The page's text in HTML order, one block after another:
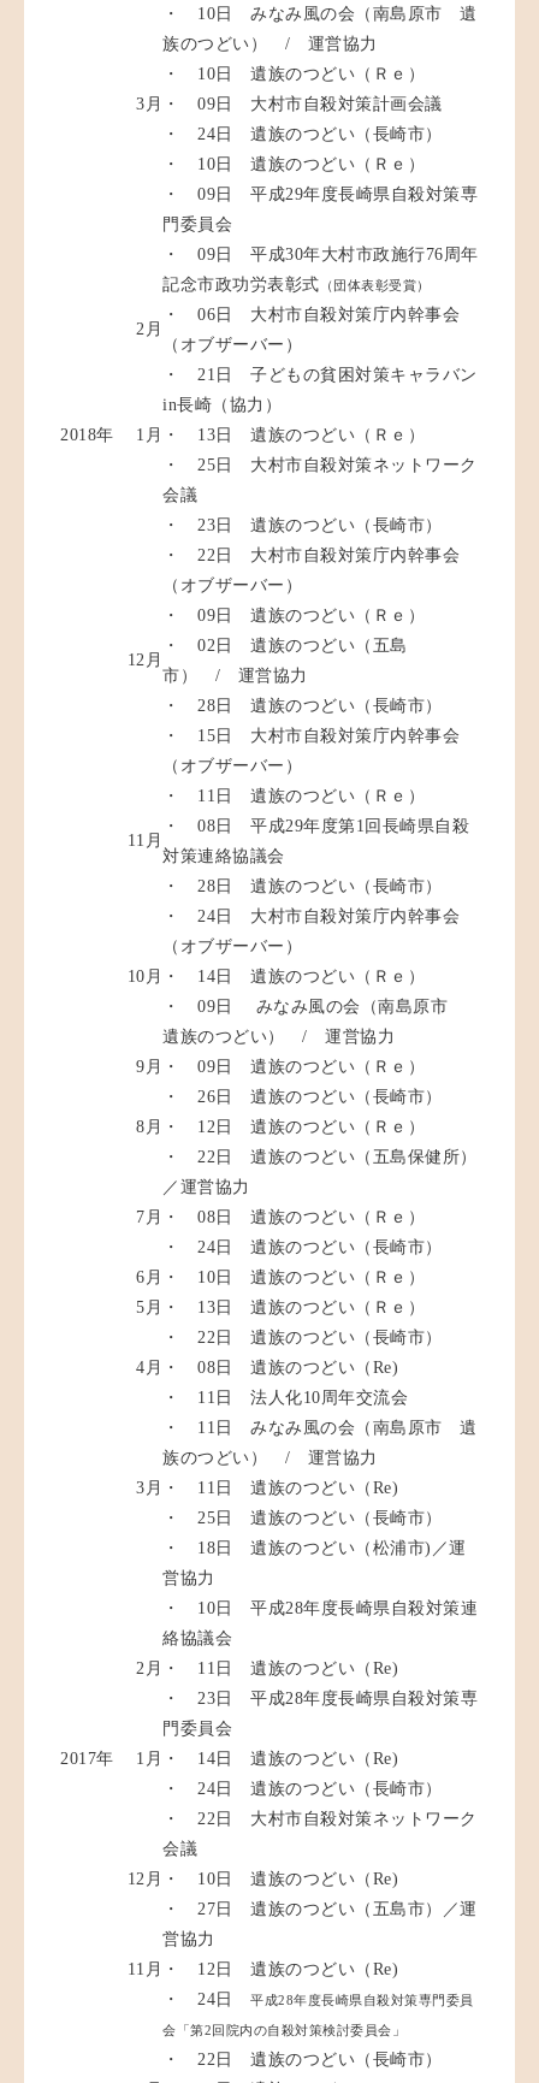
・ 10日 みなみ風の会（南島原市 遺
族のつどい） / 運営協力
・ 10日 遺族のつどい（Ｒｅ）
3月
・ 09日 大村市自殺対策計画会議
・ 24日 遺族のつどい（長崎市）
・ 10日 遺族のつどい（Ｒｅ）
・ 09日 平成29年度長崎県自殺対策専
門委員会
・ 09日 平成30年大村市政施行76周年
記念市政功労表彰式 （団体表彰受賞）
2月
・ 06日 大村市自殺対策庁内幹事会
（オブザーバー）
・ 21日 子どもの貧困対策キャラバン
in長崎（協力）
2018年
1月
・ 13日 遺族のつどい（Ｒｅ）
・ 25日 大村市自殺対策ネットワーク
会議
・ 23日 遺族のつどい（長崎市）
・ 22日 大村市自殺対策庁内幹事会
（オブザーバー）
・ 09日 遺族のつどい（Ｒｅ）
12月
・ 02日 遺族のつどい（五島
市） / 運営協力
・ 28日 遺族のつどい（長崎市）
・ 15日 大村市自殺対策庁内幹事会
（オブザーバー）
・ 11日 遺族のつどい（Ｒｅ）
11月
・ 08日 平成29年度第1回長崎県自殺
対策連絡協議会
・ 28日 遺族のつどい（長崎市）
・ 24日 大村市自殺対策庁内幹事会
（オブザーバー）
10月
・ 14日 遺族のつどい（Ｒｅ）
・ 09日 みなみ風の会（南島原市
遺族のつどい） / 運営協力
9月
・ 09日 遺族のつどい（Ｒｅ）
・ 26日 遺族のつどい（長崎市）
8月
・ 12日 遺族のつどい（Ｒｅ）
・ 22日 遺族のつどい（五島保健所）
／運営協力
7月
・ 08日 遺族のつどい（Ｒｅ）
・ 24日 遺族のつどい（長崎市）
6月
・ 10日 遺族のつどい（Ｒｅ）
5月
・ 13日 遺族のつどい（Ｒｅ）
・ 22日 遺族のつどい（長崎市）
4月
・ 08日 遺族のつどい（Re)
・ 11日 法人化10周年交流会
・ 11日 みなみ風の会（南島原市 遺
族のつどい） / 運営協力
3月
・ 11日 遺族のつどい（Re)
・ 25日 遺族のつどい（長崎市）
・ 18日 遺族のつどい（松浦市)／運
営協力
・ 10日 平成28年度長崎県自殺対策連
絡協議会
2月
・ 11日 遺族のつどい（Re)
・ 23日 平成28年度長崎県自殺対策専
門委員会
2017年
1月
・ 14日 遺族のつどい（Re)
・ 24日 遺族のつどい（長崎市）
・ 22日 大村市自殺対策ネットワーク
会議
12月
・ 10日 遺族のつどい（Re)
・ 27日 遺族のつどい（五島市）／運
営協力
11月
・ 12日 遺族のつどい（Re)
・ 24日
平成28年度長崎県自殺対策専門委員
会「第2回院内の自殺対策検討委員会」
・ 22日 遺族のつどい（長崎市）